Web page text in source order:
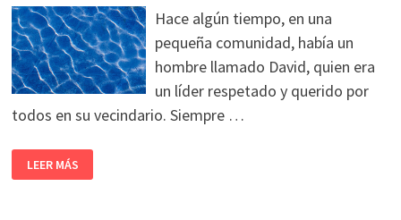
Hace algún tiempo, en una
pequeña comunidad, había un
hombre llamado David, quien era
un líder respetado y querido por
todos en su vecindario. Siempre …
LEER MÁS